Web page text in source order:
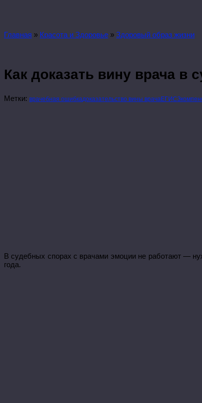
Главная » Красота и Здоровье » Здоровый образ жизни
Как доказать вину врача в
Метки: врачебная ошибкадоказательство вины врачаЕГИСЗ
В судебных спорах с врачами эмоции не работают —
года.